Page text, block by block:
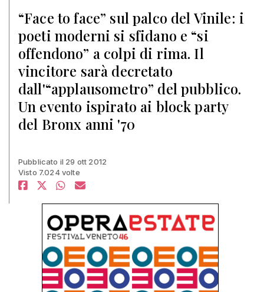
“Face to face” sul palco del Vinile: i
poeti moderni si sfidano e “si
offendono” a colpi di rima. Il
vincitore sarà decretato
dall'“applausometro” del pubblico.
Un evento ispirato ai block party
del Bronx anni '70
Pubblicato il 29 ott 2012
Visto 7.024 volte